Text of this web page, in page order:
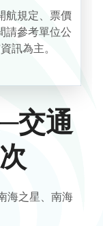
航規定、票價
請參考單位公
訊為主。
交通
海之星、南海